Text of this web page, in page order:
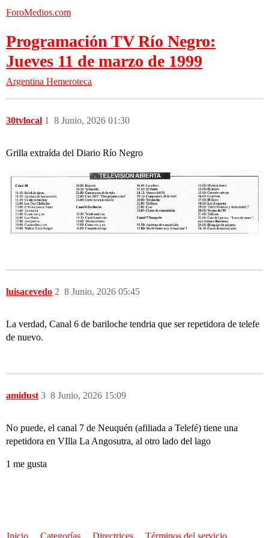
ForoMedios.com
Programación TV Río Negro:
Jueves 11 de marzo de 1999
Argentina Hemeroteca
30tvlocal 8 Junio, 2026 01:30
1
Grilla extraída del Diario Río Negro
luisacevedo 8 Junio, 2026 05:45
2
La verdad, Canal 6 de bariloche tendria que ser repetidora de telefe
de nuevo.
amidust 8 Junio, 2026 15:09
3
No puede, el canal 7 de Neuquén (afiliada a Telefé) tiene una
repetidora en VIlla La Angosutra, al otro lado del lago
1 me gusta